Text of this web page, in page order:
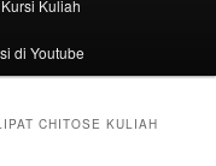
Kuliah
di Youtube
CHITOSE KULIAH